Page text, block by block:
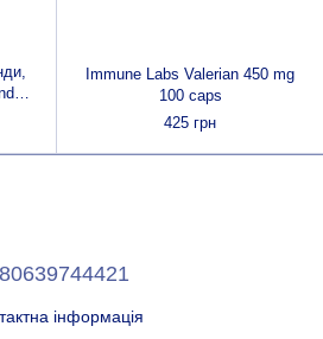
Immune Labs Valerian 450 mg
100 caps
425 грн
інформація